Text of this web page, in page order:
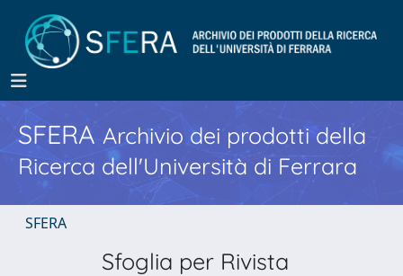
SFERA Archivio dei prodotti della
Ricerca dell'Università di Ferrara
SFERA
Sfoglia per Rivista